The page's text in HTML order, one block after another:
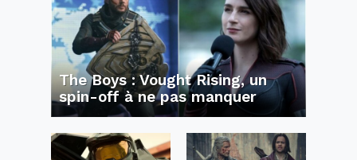
The Boys : Vought Rising, un
spin-off à ne pas manquer